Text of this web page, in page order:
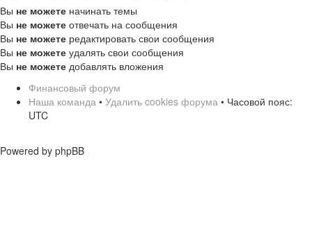
Вы не можете начинать темы
Вы не можете отвечать на сообщения
Вы не можете редактировать свои сообщения
Вы не можете удалять свои сообщения
Вы не можете добавлять вложения
Финансовый форум
Наша команда • Удалить cookies форума • Часовой пояс:
UTC
Powered by phpBB